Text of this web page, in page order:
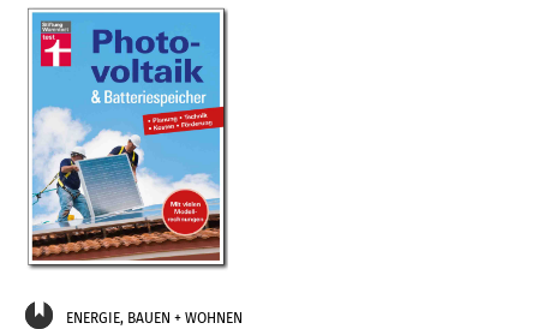
ENERGIE, BAUEN + WOHNEN